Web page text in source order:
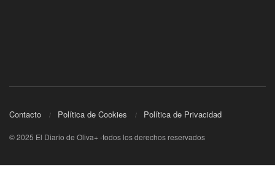
Contacto Política de Cookies Política de Privacidad
© 2025 El Diario de Oliva+ -todos los derechos reservados